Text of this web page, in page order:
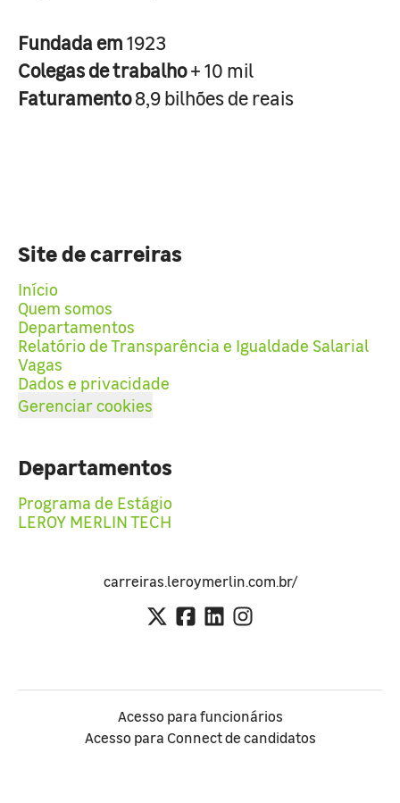
Fundada em1923
Colegas de trabalho+ 10 mil
Faturamento8,9 bilhões de reais
Site de carreiras
Início
Quem somos
Departamentos
Relatório de Transparência e Igualdade Salarial
Vagas
Dados e privacidade
Gerenciar cookies
Departamentos
Programa de Estágio
LEROY MERLIN TECH
carreiras.leroymerlin.com.br/
Acesso para funcionários
Acesso para Connect de candidatos